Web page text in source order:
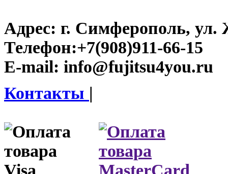
Адрес: г. Симферополь, ул.
Телефон:+7(908)911-66-15
E-mail: info@fujitsu4you.ru
Контакты |